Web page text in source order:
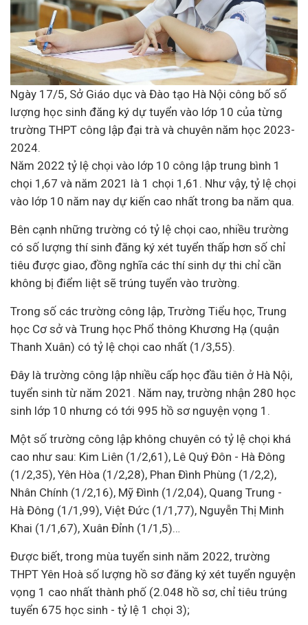
Ngày 17/5, Sở Giáo dục và Đào tạo Hà Nội công bố số
lượng học sinh đăng ký dự tuyển vào lớp 10 của từng
trường THPT công lập đại trà và chuyên năm học 2023-
2024.
Năm 2022 tỷ lệ chọi vào lớp 10 công lập trung bình 1
chọi 1,67 và năm 2021 là 1 chọi 1,61. Như vậy, tỷ lệ chọi
vào lớp 10 năm nay dự kiến cao nhất trong ba năm qua.
Bên cạnh những trường có tỷ lệ chọi cao, nhiều trường
có số lượng thí sinh đăng ký xét tuyển thấp hơn số chỉ
tiêu được giao, đồng nghĩa các thí sinh dự thi chỉ cần
không bị điểm liệt sẽ trúng tuyển vào trường.
Trong số các trường công lập, Trường Tiểu học, Trung
học Cơ sở và Trung học Phổ thông Khương Hạ (quận
Thanh Xuân) có tỷ lệ chọi cao nhất (1/3,55).
Đây là trường công lập nhiều cấp học đầu tiên ở Hà Nội,
tuyển sinh từ năm 2021. Năm nay, trường nhận 280 học
sinh lớp 10 nhưng có tới 995 hồ sơ nguyện vọng 1.
Một số trường công lập không chuyên có tỷ lệ chọi khá
cao như sau: Kim Liên (1/2,61), Lê Quý Đôn - Hà Đông
(1/2,35), Yên Hòa (1/2,28), Phan Đình Phùng (1/2,2),
Nhân Chính (1/2,16), Mỹ Đình (1/2,04), Quang Trung -
Hà Đông (1/1,99), Việt Đức (1/1,77), Nguyễn Thị Minh
Khai (1/1,67), Xuân Đỉnh (1/1,5)…
Được biết, trong mùa tuyển sinh năm 2022, trường
THPT Yên Hoà số lượng hồ sơ đăng ký xét tuyển nguyện
vọng 1 cao nhất thành phố (2.048 hồ sơ, chỉ tiêu trúng
tuyển 675 học sinh - tỷ lệ 1 chọi 3);